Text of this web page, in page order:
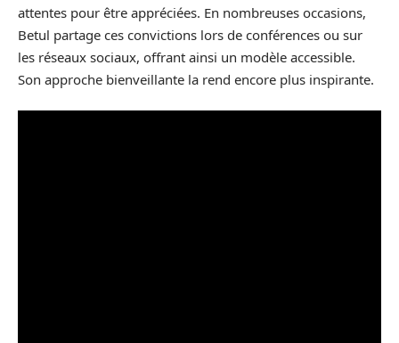
attentes pour être appréciées. En nombreuses occasions,
Betul partage ces convictions lors de conférences ou sur
les réseaux sociaux, offrant ainsi un modèle accessible.
Son approche bienveillante la rend encore plus inspirante.